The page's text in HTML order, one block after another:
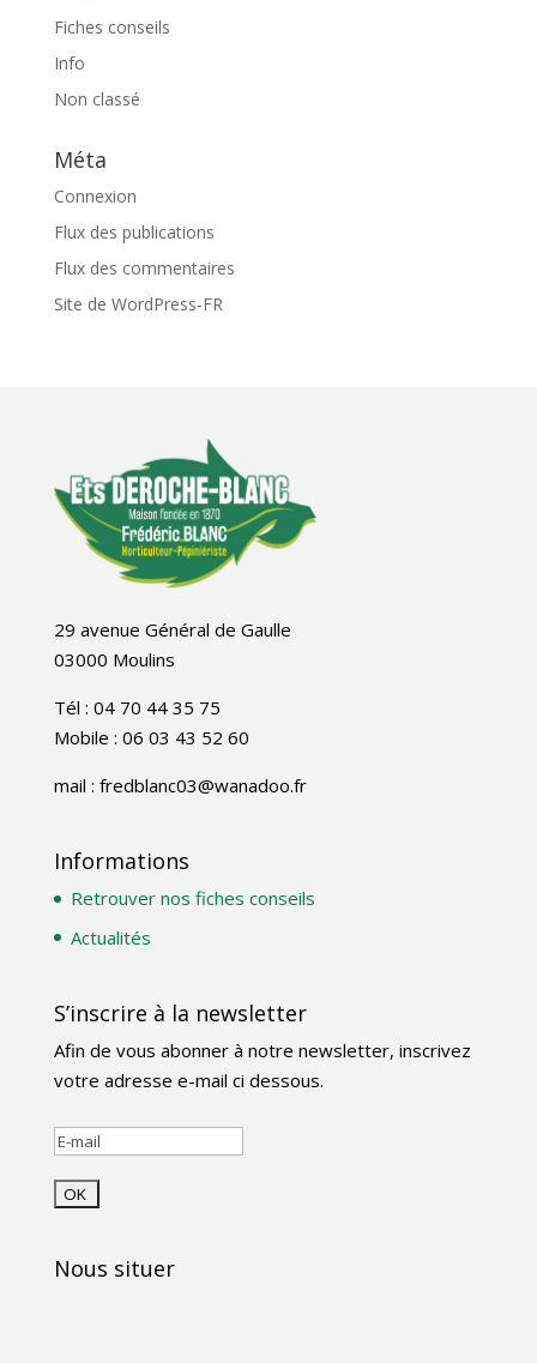
Fiches conseils
Info
Non classé
Méta
Connexion
Flux des publications
Flux des commentaires
Site de WordPress-FR
29 avenue Général de Gaulle
03000 Moulins
Tél : 04 70 44 35 75
Mobile : 06 03 43 52 60
mail : fredblanc03@wanadoo.fr
Informations
Retrouver nos fiches conseils
Actualités
S’inscrire à la newsletter
Afin de vous abonner à notre newsletter, inscrivez
votre adresse e-mail ci dessous.
Nous situer